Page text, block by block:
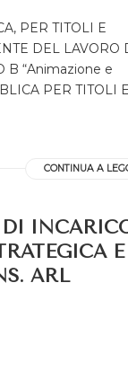
PER TITOLI E
DEL LAVORO
B “Animazione e
PER TITOLI E
CONTINUA A
DI
E
ARL